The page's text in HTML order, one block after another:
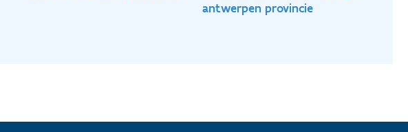
antwerpen provincie